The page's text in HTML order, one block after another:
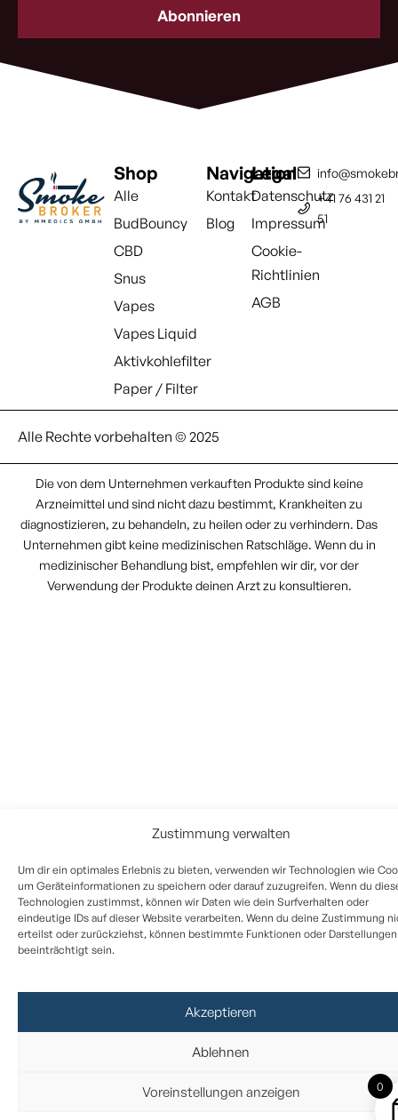
Zustimmung verwalten
Um dir ein optimales Erlebnis zu bieten, verwenden wir Technologien wie
um Geräteinformationen zu speichern oder darauf zuzugreifen. Wenn du
Technologien zustimmst, können wir Daten wie dein Surfverhalten oder
eindeutige IDs auf dieser Website verarbeiten. Wenn du deine Zustimmung
erteilst oder zurückziehst, können bestimmte Funktionen oder Darstellungen
beeinträchtigt sein.
Akzeptieren
Ablehnen
Voreinstellungen anzeigen
Shop
Alle
BudBouncy
CBD
Snus
Vapes
Vapes Liquid
Aktivkohlefilter
Paper / Filter
Navigation
Kontakt
Blog
Legal
Datenschutz
Impressum
Cookie-
Richtlinien
AGB
+41 76 431 21
51
Alle Rechte vorbehalten © 2025
Die von dem Unternehmen verkauften Produkte sind keine
Arzneimittel und sind nicht dazu bestimmt, Krankheiten zu
diagnostizieren, zu behandeln, zu heilen oder zu verhindern. Das
Unternehmen gibt keine medizinischen Ratschläge. Wenn du in
medizinischer Behandlung bist, empfehlen wir dir, vor der
Verwendung der Produkte deinen Arzt zu konsultieren.
0